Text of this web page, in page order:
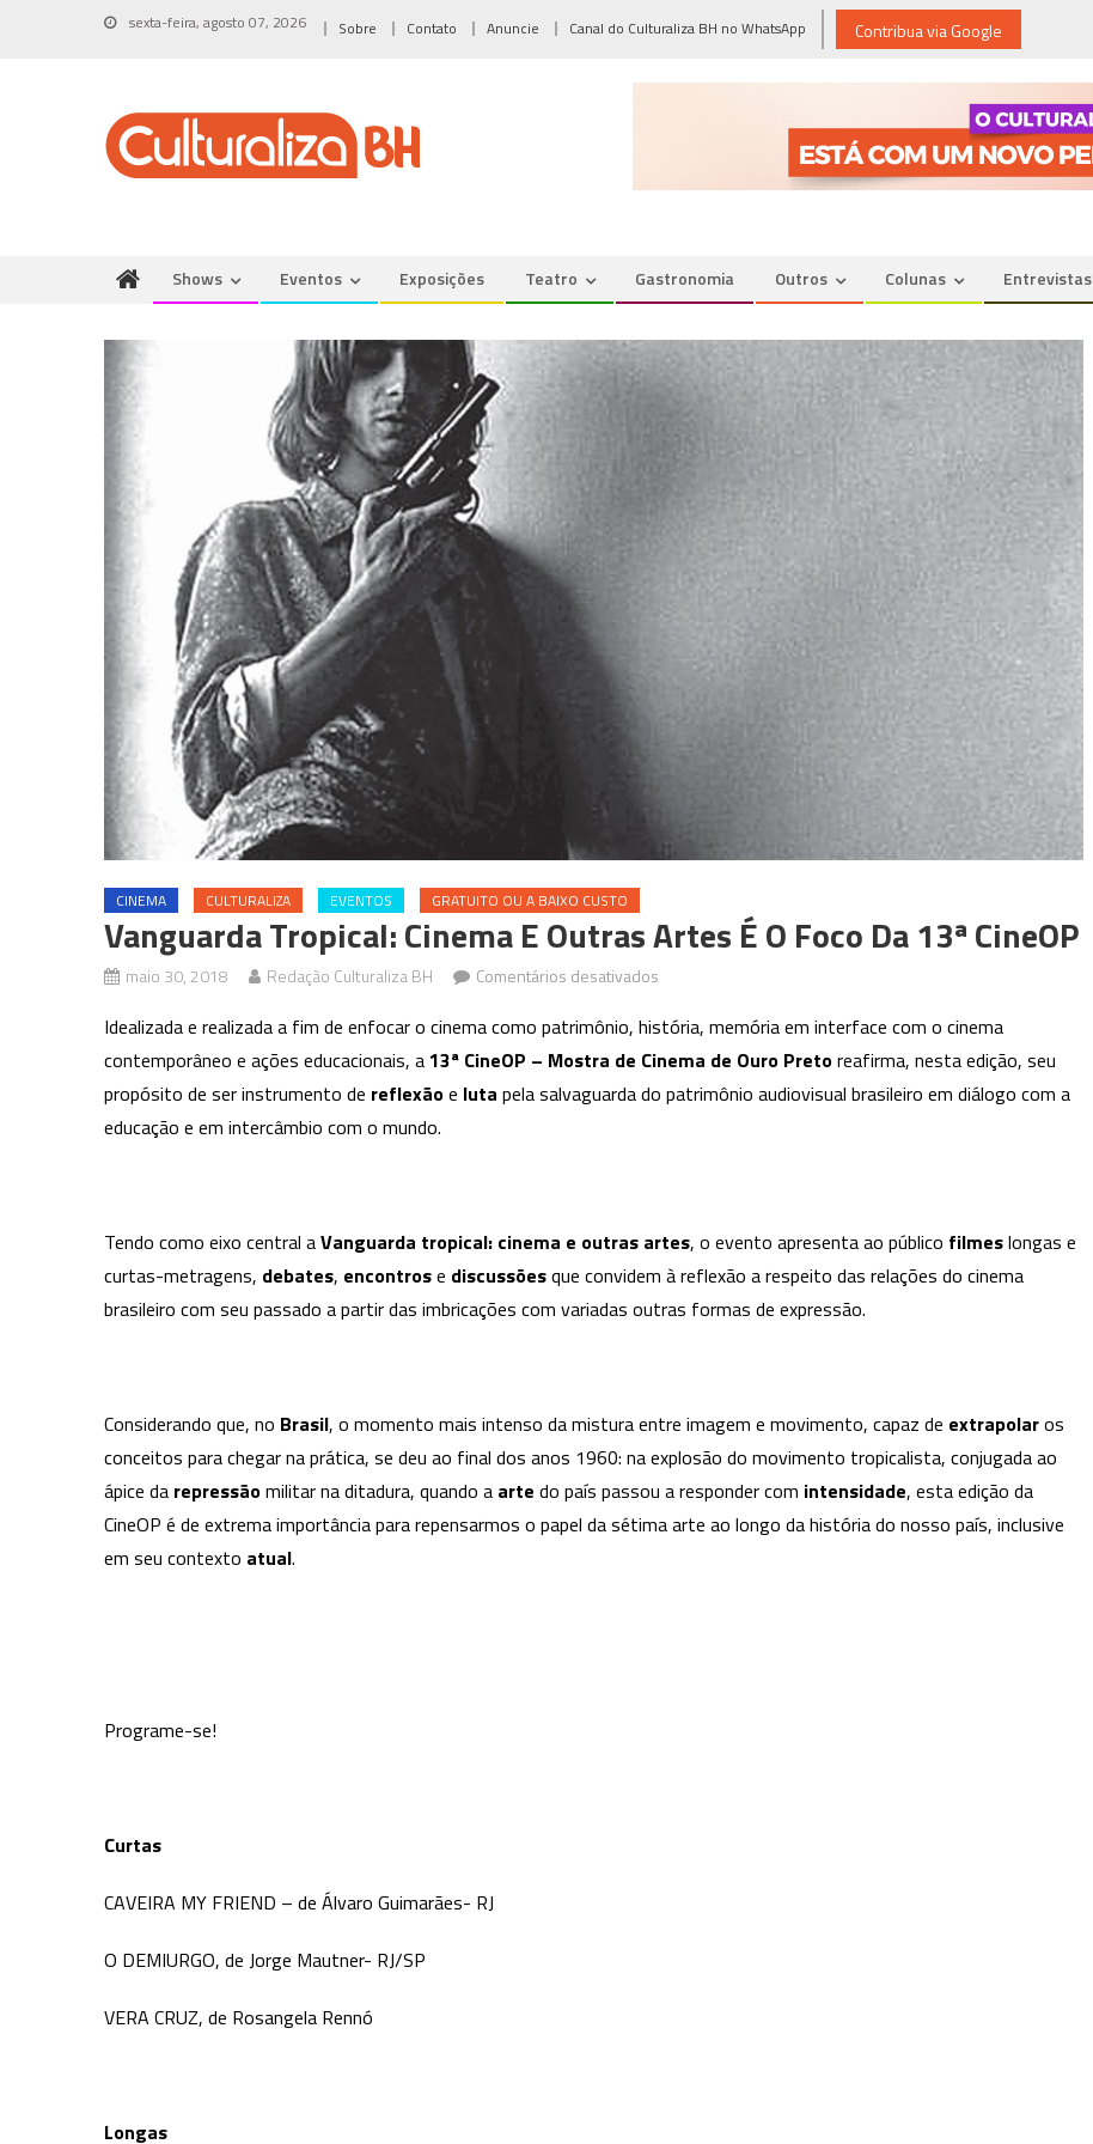
sexta-feira, agosto 07, 2026 Sobre Contato Anuncie Canal do Culturaliza BH no WhatsApp Contribua via Google
Shows Eventos Exposições Teatro Gastronomia Outros Colunas Entrevistas
CINEMA CULTURALIZA EVENTOS GRATUITO OU A BAIXO CUSTO
Vanguarda Tropical: Cinema E Outras Artes É O Foco Da 13ª CineOP
maio 30, 2018 Redação Culturaliza BH Comentários desativados
Tropical:
cinema
e
foco
da
13ª
Idealizada e realizada a fim de enfocar o cinema como patrimônio, história, memória em interface com o cinema
contemporâneo e ações educacionais, a13ª CineOP – Mostra de Cinema de Ouro Pretoreafirma, nesta edição, seu
propósito de ser instrumento de reflexãoe luta pela salvaguarda do patrimônio audiovisual brasileiro em diálogo com a
educação e em intercâmbio com o mundo.
Tendo como eixo central aVanguarda tropical: cinema e outras artes, o evento apresenta ao público filmeslongas e
curtas-metragens, debates, encontrose discussõesque convidem à reflexão a respeito das relações do cinema
brasileiro com seu passado a partir das imbricações com variadas outras formas de expressão.
Considerando que, no Brasil, o momento mais intenso da mistura entre imagem e movimento, capaz de extrapolaros
conceitos para chegar na prática, se deu ao final dos anos 1960: na explosão do movimento tropicalista, conjugada ao
ápice da repressãomilitar na ditadura, quando a arte do país passou a responder com intensidade, esta edição da
CineOP é de extrema importância para repensarmos o papel da sétima arte ao longo da história do nosso país, inclusive
em seu contexto atual.
Programe-se!
Curtas
CAVEIRA MY FRIEND – de Álvaro Guimarães- RJ
O DEMIURGO, de Jorge Mautner- RJ/SP
VERA CRUZ, de Rosangela Rennó
Longas